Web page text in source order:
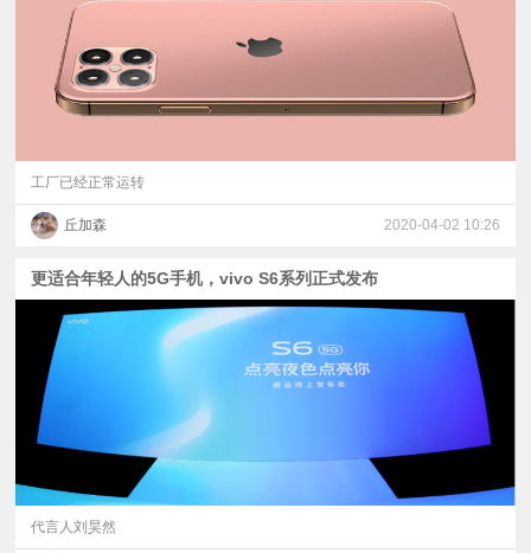
工厂已经正常运转
丘加森 2020-04-02 10:26
更适合年轻人的5G手机，vivo S6系列正式发布
代言人刘昊然